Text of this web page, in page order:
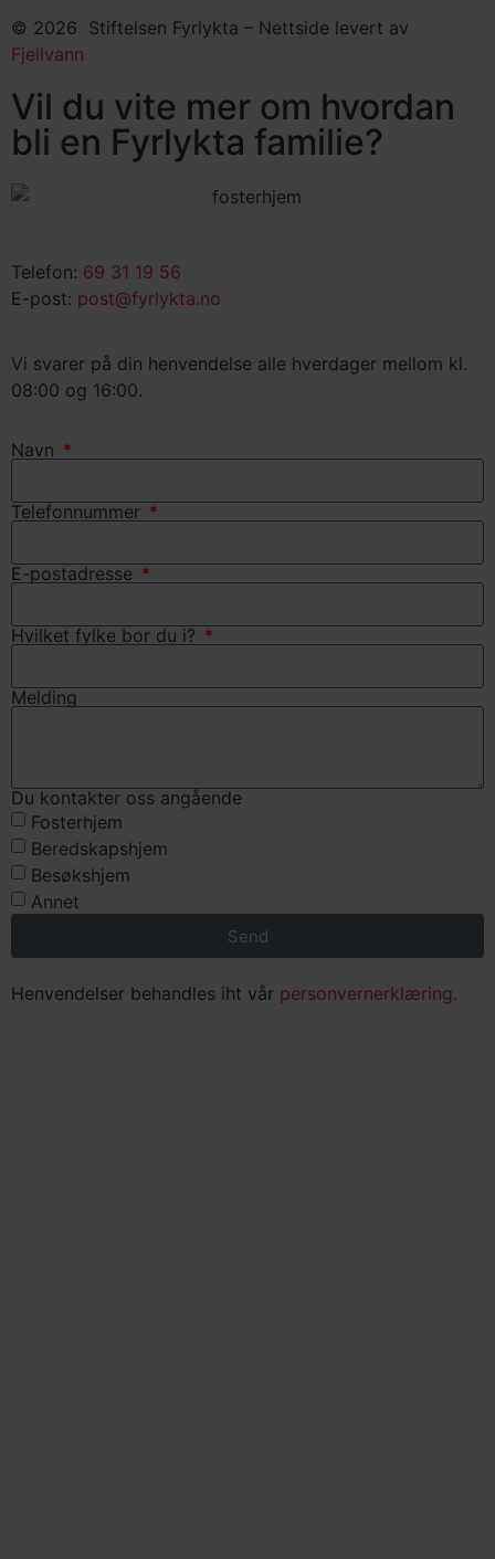
© 2026 Stiftelsen Fyrlykta – Nettside levert av
Fjellvann
Vil du vite mer om hvordan
bli en Fyrlykta familie?
Telefon: 69 31 19 56
E-post: post@fyrlykta.no
Vi svarer på din henvendelse alle hverdager mellom kl.
08:00 og 16:00.
Navn
Telefonnummer
E-postadresse
Hvilket fylke bor du i?
Melding
Du kontakter oss angående
Fosterhjem
Beredskapshjem
Besøkshjem
Annet
Send
Henvendelser behandles iht vår personvernerklæring.